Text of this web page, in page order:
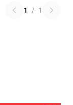
1 / 1